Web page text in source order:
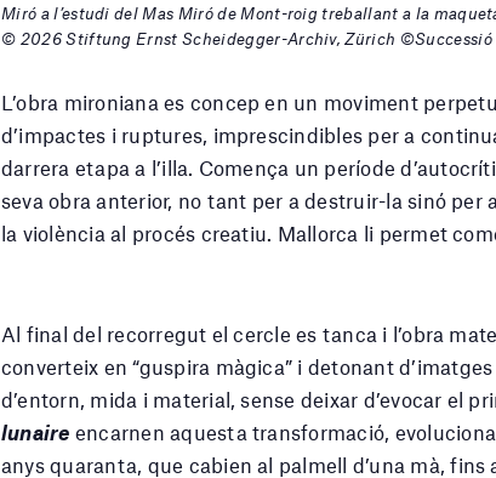
Miró a l’estudi del Mas Miró de Mont-roig treballant a la
© 2026 Stiftung Ernst Scheidegger-Archiv, Zürich ©Successió
L’obra mironiana es concep en un moviment
d’impactes i ruptures, imprescindibles per a
darrera etapa a l’illa. Comença un període
seva obra anterior, no tant per a destruir-la sinó
la violència al procés creatiu. Mallorca li permet
Al final del recorregut el cercle es tanca i l’obra
converteix en “guspira màgica” i detonant
d’entorn, mida i material, sense deixar d’evocar el
lunaire encarnen aquesta transformació,
anys quaranta, que cabien al palmell d’una mà, fins